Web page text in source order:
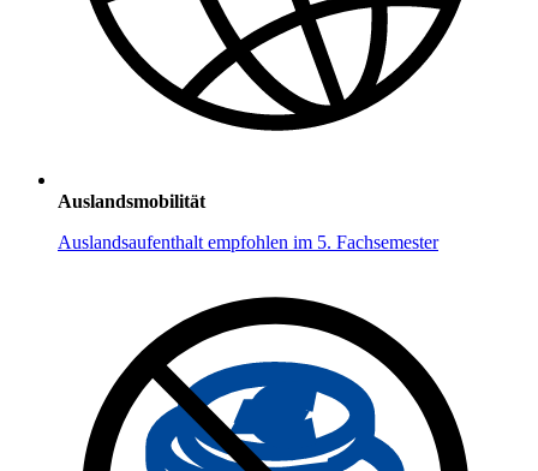
Auslandsmobilität
Auslandsaufenthalt empfohlen im 5. Fachsemester